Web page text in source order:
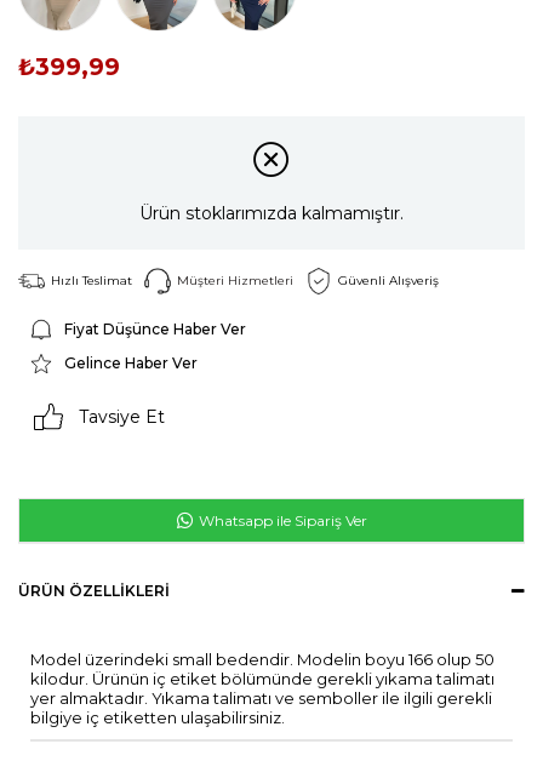
₺399,99
Ürün stoklarımızda kalmamıştır.
Hızlı Teslimat Müşteri Hizmetleri Güvenli Alışveriş
Fiyat Düşünce Haber Ver
Gelince Haber Ver
Tavsiye Et
Whatsapp ile Sipariş Ver
ÜRÜN ÖZELLIKLERI
Model üzerindeki small bedendir. Modelin boyu 166 olup 50
kilodur. Ürünün iç etiket bölümünde gerekli yıkama talimatı
yer almaktadır. Yıkama talimatı ve semboller ile ilgili gerekli
bilgiye iç etiketten ulaşabilirsiniz.